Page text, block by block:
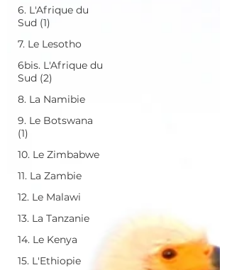
6. L'Afrique du
Sud (1)
7. Le Lesotho
6bis. L'Afrique du
Sud (2)
8. La Namibie
9. Le Botswana
(1)
10. Le Zimbabwe
11. La Zambie
12. Le Malawi
13. La Tanzanie
14. Le Kenya
15. L'Ethiopie